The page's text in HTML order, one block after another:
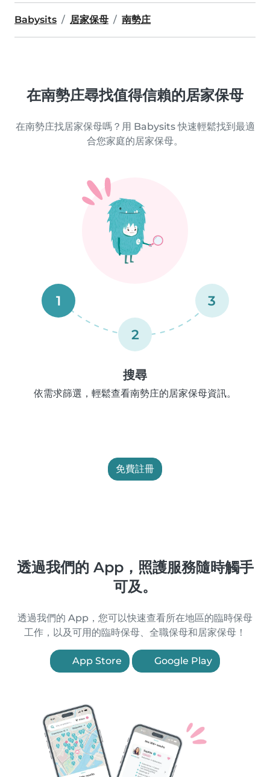
Babysits 居家保母 南勢庄
在南勢庄尋找值得信賴的居家保母
在南勢庄找居家保母嗎？用 Babysits 快速輕鬆找到最適
合您家庭的居家保母。
1
2
3
搜尋
依需求篩選，輕鬆查看南勢庄的居家保母資訊。
免費註冊
透過我們的 App，照護服務隨時觸手
可及。
透過我們的 App，您可以快速查看所在地區的臨時保母
工作，以及可用的臨時保母、全職保母和居家保母！
App Store Google Play